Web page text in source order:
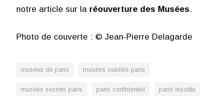
notre article sur laréouverture des Musées.
Photo de couverte : © Jean-Pierre Delagarde
musées de paris musées oubliés paris
musées secrets paris paris confidentiel paris insolite